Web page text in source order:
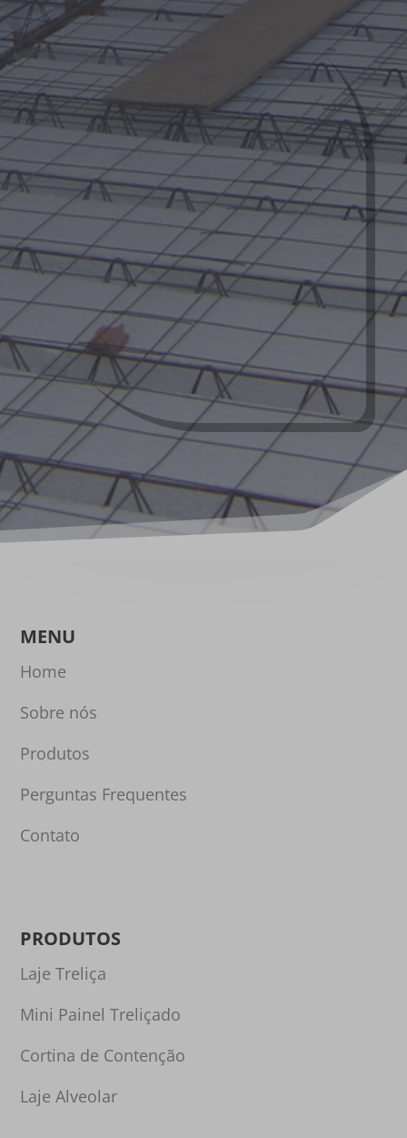
MENU
Home
Sobre nós
Produtos
Perguntas Frequentes
Contato
PRODUTOS
Laje Treliça
Mini Painel Treliçado
Cortina de Contenção
Laje Alveolar